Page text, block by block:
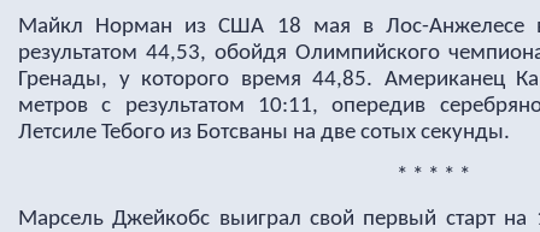
Майкл Норман из США 18 мая в Лос-Анжелесе
результатом 44,53, обойдя Олимпийского
Гренады, у которого время 44,85. Американец
метров с результатом 10:11, опередив
Летсиле Тебого из Ботсваны на две сотых секунды.
* * * * *
Марсель Джейкобс выиграл свой первый старт